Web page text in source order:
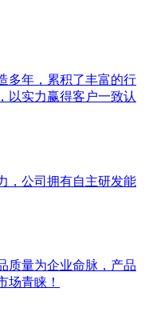
多年，累积了丰富的行
以实力赢得客户一致认
，公司拥有自主研发能
质量为企业命脉，产品
场青睐！